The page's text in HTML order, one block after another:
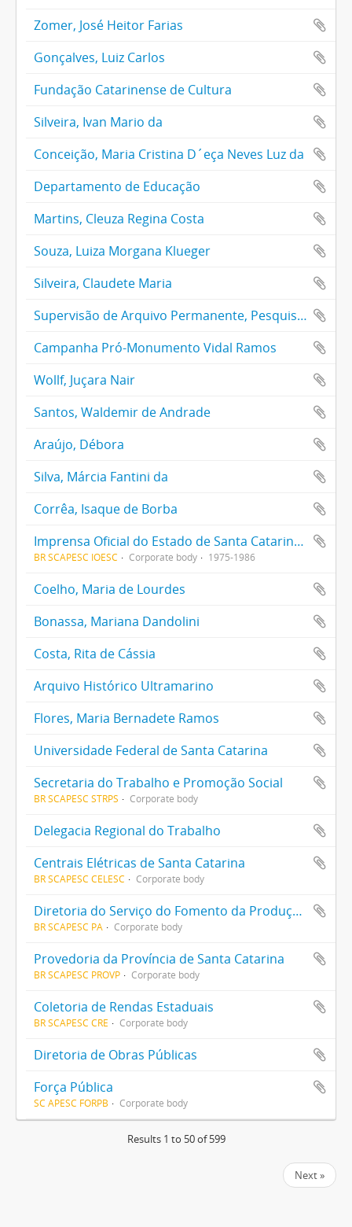
Zomer, José Heitor Farias
Gonçalves, Luiz Carlos
Fundação Catarinense de Cultura
Silveira, Ivan Mario da
Conceição, Maria Cristina D´eça Neves Luz da
Departamento de Educação
Martins, Cleuza Regina Costa
Souza, Luiza Morgana Klueger
Silveira, Claudete Maria
Supervisão de Arquivo Permanente, Pesquisa e Consulta
Campanha Pró-Monumento Vidal Ramos
Wollf, Juçara Nair
Santos, Waldemir de Andrade
Araújo, Débora
Silva, Márcia Fantini da
Corrêa, Isaque de Borba
Imprensa Oficial do Estado de Santa Catarina S/A
BR SCAPESC IOESC Corporate body 1975-1986
Coelho, Maria de Lourdes
Bonassa, Mariana Dandolini
Costa, Rita de Cássia
Arquivo Histórico Ultramarino
Flores, Maria Bernadete Ramos
Universidade Federal de Santa Catarina
Secretaria do Trabalho e Promoção Social
BR SCAPESC STRPS Corporate body
Delegacia Regional do Trabalho
Centrais Elétricas de Santa Catarina
BR SCAPESC CELESC Corporate body
Diretoria do Serviço do Fomento da Produção Animal
BR SCAPESC PA Corporate body
Provedoria da Província de Santa Catarina
BR SCAPESC PROVP Corporate body
Coletoria de Rendas Estaduais
BR SCAPESC CRE Corporate body
Diretoria de Obras Públicas
Força Pública
SC APESC FORPB Corporate body
Results 1 to 50 of 599
Next »